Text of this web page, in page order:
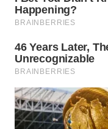
WN
MALUT
WN
DAIRI
WN
DANAU